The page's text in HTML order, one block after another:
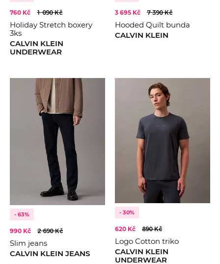
760 Kč 1 090 Kč
Holiday Stretch boxery
3ks
CALVIN KLEIN
UNDERWEAR
3 695 Kč 7 390 Kč
Hooded Quilt bunda
CALVIN KLEIN
- 63%
990 Kč 2 690 Kč
Slim jeans
CALVIN KLEIN JEANS
- 30%
620 Kč 890 Kč
Logo Cotton triko
CALVIN KLEIN
UNDERWEAR